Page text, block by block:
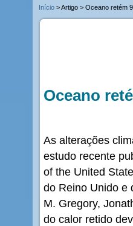
Início > Artigo > Oceano retém
Oceano
As alterações
estudo recente
of the United
do Reino Unido e
M. Gregory,
do calor retido